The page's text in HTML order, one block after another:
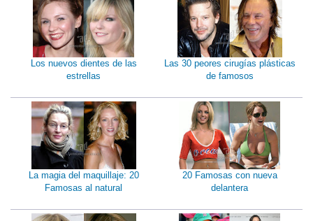
Los nuevos dientes de las
estrellas
Las 30 peores cirugías plásticas
de famosos
La magia del maquillaje: 20
Famosas al natural
20 Famosas con nueva
delantera